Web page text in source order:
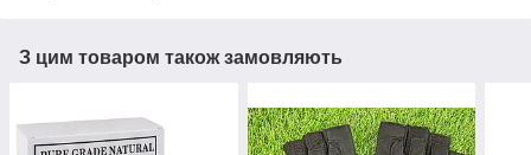
З цим товаром також замовляють